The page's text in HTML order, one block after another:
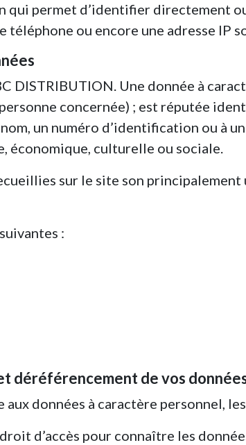
permet d’identifier directement
ou encore une adresse IP
DISTRIBUTION. Une donnée à
concernée) ; est réputée
un numéro d’identification ou à
économique, culturelle ou sociale.
sur le site son
:
déréférencement de vos
données à caractère personnel,
d’accès pour connaître les